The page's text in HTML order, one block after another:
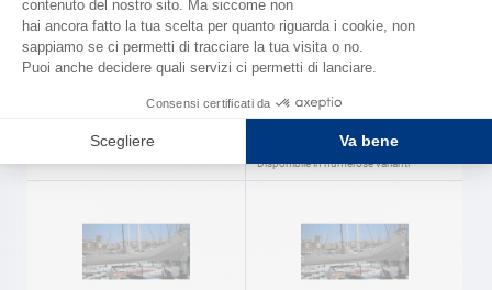
OUTILS OCEANS
Portacime 10 x 25 x 10 cm Outils
oceans
Sandow au mètre blanc
già da
1,20 €
Disponibile in numerose varianti